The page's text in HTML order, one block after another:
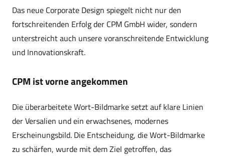
Das neue Corporate Design spiegelt nicht nur den
fortschreitenden Erfolg der CPM GmbH wider, sondern
unterstreicht auch unsere voranschreitende Entwicklung
und Innovationskraft.
CPM ist vorne angekommen
Die überarbeitete Wort-Bildmarke setzt auf klare Linien
der Versalien und ein erwachsenes, modernes
Erscheinungsbild. Die Entscheidung, die Wort-Bildmarke
zu schärfen, wurde mit dem Ziel getroffen, das